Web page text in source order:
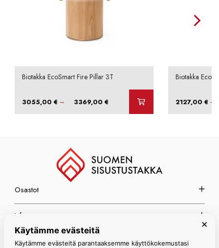
Biotakka EcoSmart Fire Pillar 3T
3055,00€ – 3369,00€ Hintaluokka:
Biotakka
2127,00 € –
Osastot
Info
Espoon myymälä
×
Käytämme evästeitä
Käytämme evästeitä parantaaksemme käyttökokemustasi